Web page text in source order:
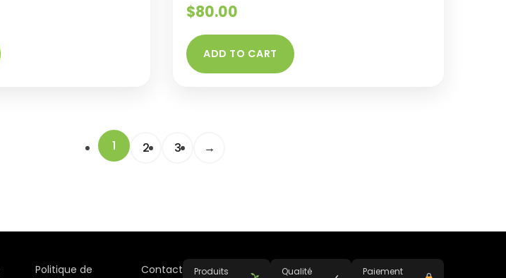
$80.00
ADD TO CART
1 2 3 →
Politique de Contact Produits Qualité Paiement